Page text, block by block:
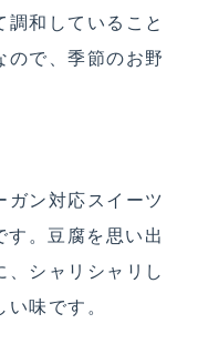
和していること
ので、季節のお野
ガン対応スイーツ
。豆腐を思い出
シャリシャリし
味です。